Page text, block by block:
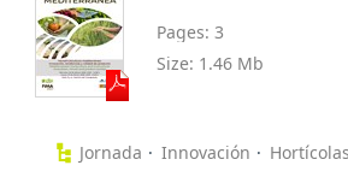
Pages: 3
Size: 1.46 Mb
Jornada Innovación
Hortícolas